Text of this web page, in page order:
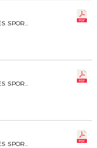
COMMISSION RÉGIONALE DES ACTIVITÉS SPORTIVES
COMMISSION RÉGIONALE DES ACTIVITÉS SPORTIVES
COMMISSION RÉGIONALE DES ACTIVITÉS SPORTIVES